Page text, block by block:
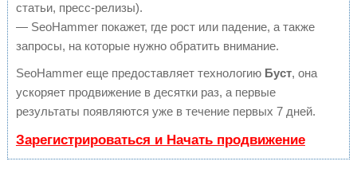
статьи, пресс-релизы).
— SeoHammer покажет, где рост или падение, а также
запросы, на которые нужно обратить внимание.
SeoHammer еще предоставляет технологию Буст, она
ускоряет продвижение в десятки раз, а первые
результаты появляются уже в течение первых 7 дней.
Зарегистрироваться и Начать продвижение